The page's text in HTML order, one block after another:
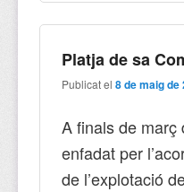
Platja de sa
Publicat el8 de maig de
A finals de març
enfadat per
de l’explotació